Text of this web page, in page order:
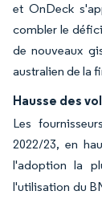
et OnDeck
combler le
de nouveaux
australien de la
Hausse des
Les
2022/23, en
l'adoption la
l'utilisation du